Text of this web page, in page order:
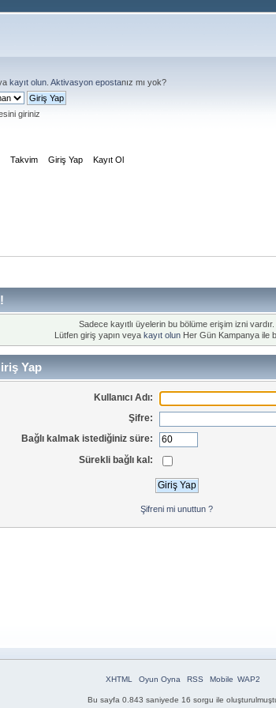
kayıt olun Aktivasyon epostanız mı yok?
giriniz
Takvim Giriş Yap Kayıt Ol
Sadece kayıtlı üyelerin bu bölüme erişim izni vardır.
Lütfen giriş yapın veya kayıt olun Her Gün Kampanya ile
Yap
Kullanıcı Adı:
Şifre:
Bağlı kalmak istediğiniz süre:
Sürekli bağlı kal:
Şifreni mi unuttun ?
XHTML Oyun Oyna RSS Mobile WAP2
Bu sayfa 0.843 saniyede 16 sorgu ile